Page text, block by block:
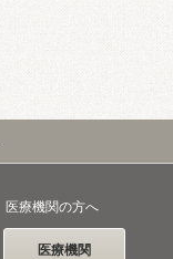
医療機関の方へ
医療機関